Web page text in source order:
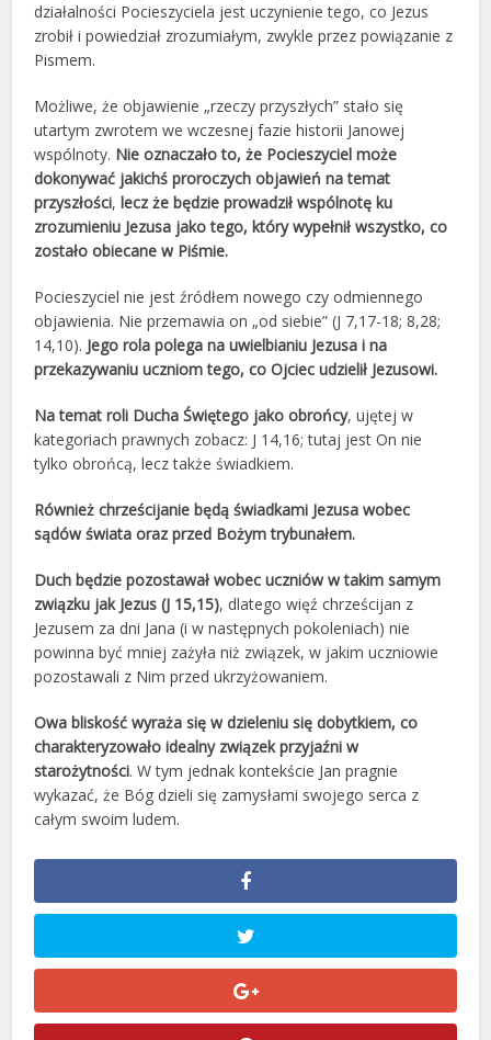
działalności Pocieszyciela jest uczynienie tego, co Jezus
zrobił i powiedział zrozumiałym, zwykle przez powiązanie z
Pismem.
Możliwe, że objawienie „rzeczy przyszłych” stało się
utartym zwrotem we wczesnej fazie historii Janowej
wspólnoty. Nie oznaczało to, że Pocieszyciel może
dokonywać jakichś proroczych objawień na temat
przyszłości,lecz że będzie prowadził wspólnotę ku
zrozumieniu Jezusa jako tego, który wypełnił wszystko, co
zostało obiecane w Piśmie.
Pocieszyciel nie jest źródłem nowego czy odmiennego
objawienia. Nie przemawia on „od siebie” (J 7,17-18; 8,28;
14,10). Jego rola polega na uwielbianiu Jezusa i na
przekazywaniu uczniom tego, co Ojciec udzielił Jezusowi.
Na temat roli Ducha Świętego jako obrońcy, ujętej w
kategoriach prawnych zobacz: J 14,16; tutaj jest On nie
tylko obrońcą, lecz także świadkiem.
Również chrześcijanie będą świadkami Jezusa wobec
sądów świata oraz przed Bożym trybunałem.
Duch będzie pozostawał wobec uczniów w takim samym
związku jak Jezus (J 15,15), dlatego więź chrześcijan z
Jezusem za dni Jana (i w następnych pokoleniach) nie
powinna być mniej zażyła niż związek, w jakim uczniowie
pozostawali z Nim przed ukrzyżowaniem.
Owa bliskość wyraża się w dzieleniu się dobytkiem, co
charakteryzowało idealny związek przyjaźni w
starożytności. W tym jednak kontekście Jan pragnie
wykazać, że Bóg dzieli się zamysłami swojego serca z
całym swoim ludem.